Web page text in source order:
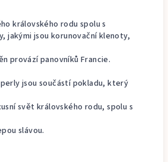
královského rodu spolu s
jakými jsou korunovační klenoty,
provází panovníků Francie.
jsou součástí pokladu, který
svět královského rodu, spolu s
slávou.